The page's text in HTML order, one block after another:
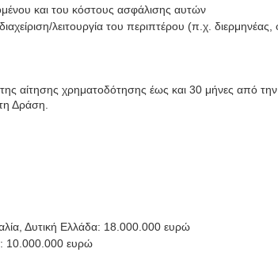
και του κόστους ασφάλισης αυτών
λειτουργία του περιπτέρου (π.χ.
αίτησης χρηματοδότησης έως και 30 μήνες από την
Δράση.
Δυτική Ελλάδα: 18.000.000 ευρώ
10.000.000 ευρώ